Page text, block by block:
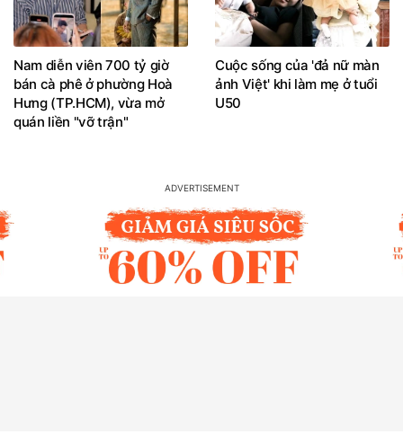
Nam diễn viên 700 tỷ giờ
bán cà phê ở phường Hoà
Hưng (TP.HCM), vừa mở
quán liền "vỡ trận"
Cuộc sống của 'đả nữ màn
ảnh Việt' khi làm mẹ ở tuổi
U50